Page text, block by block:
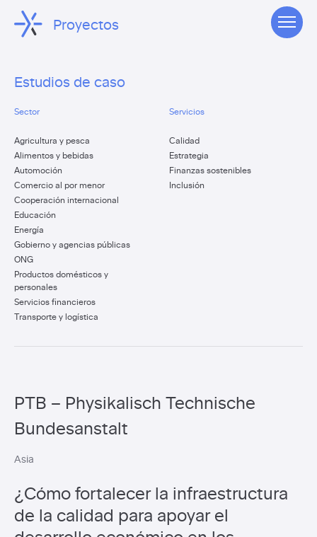
Proyectos
Estudios de caso
Sector
Agricultura y pesca
Alimentos y bebidas
Automoción
Comercio al por menor
Cooperación internacional
Educación
Energía
Gobierno y agencias públicas
ONG
Productos domésticos y
personales
Servicios financieros
Transporte y logística
Servicios
Calidad
Estrategia
Finanzas sostenibles
Inclusión
PTB – Physikalisch Technische
Bundesanstalt
Asia
¿Cómo fortalecer la infraestructura
de la calidad para apoyar el